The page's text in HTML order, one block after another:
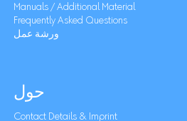
Manuals / Additional Material
Frequently Asked Questions
ورشة عمل
حول
Contact Details & Imprint